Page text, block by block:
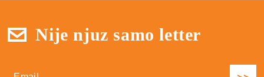
Nije njuz samo letter